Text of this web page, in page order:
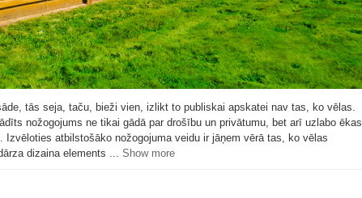
tās seja, taču, bieži vien, izlikt to publiskai apskatei nav tas, ko vēlas.
nožogojums ne tikai gādā par drošību un privātumu, bet arī uzlabo ēkas
Izvēloties atbilstošāko nožogojuma veidu ir jāņem vērā tas, ko vēlas
dizaina elements ... Show more